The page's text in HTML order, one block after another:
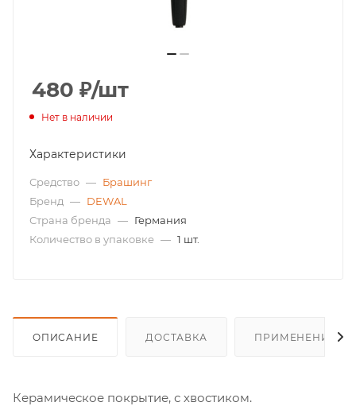
480 ₽/шт
Нет в наличии
Характеристики
Средство — Брашинг
Бренд — DEWAL
Страна бренда — Германия
Количество в упаковке — 1 шт.
ОПИСАНИЕ ДОСТАВКА ПРИМЕНЕНИЕ
Керамическое покрытие, с хвостиком.